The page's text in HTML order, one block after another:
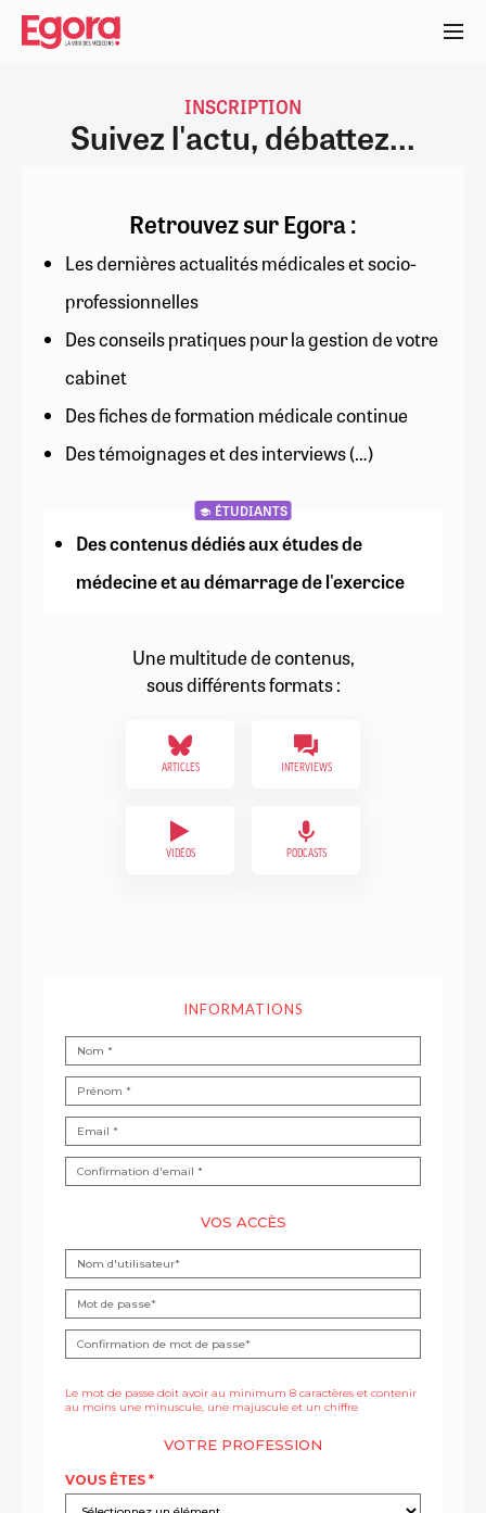
Aller
contenu
INSCRIPTION
Suivez l'actu, débattez...
Retrouvez sur Egora :
Les dernières actualités médicales et socio-
professionnelles
Des conseils pratiques pour la gestion de votre
cabinet
Des fiches de formation médicale continue
Des témoignages et des interviews (…)
ÉTUDIANTS
Des contenus dédiés aux études de
médecine et au démarrage de l'exercice
Une multitude de contenus,
sous différents formats :
ARTICLES INTERVIEWS
VIDÉOS PODCASTS